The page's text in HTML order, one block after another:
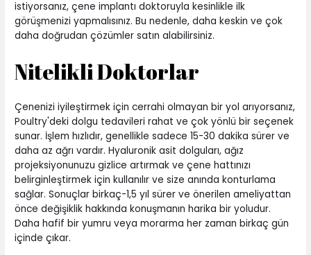
istiyorsanız, çene implantı doktoruyla kesinlikle ilk
görüşmenizi yapmalısınız. Bu nedenle, daha keskin ve çok
daha doğrudan çözümler satın alabilirsiniz.
Nitelikli Doktorlar
Çenenizi iyileştirmek için cerrahi olmayan bir yol arıyorsanız,
Poultry'deki dolgu tedavileri rahat ve çok yönlü bir seçenek
sunar. İşlem hızlıdır, genellikle sadece 15-30 dakika sürer ve
daha az ağrı vardır. Hyaluronik asit dolguları, ağız
projeksiyonunuzu gizlice artırmak ve çene hattınızı
belirginleştirmek için kullanılır ve size anında konturlama
sağlar. Sonuçlar birkaç-1,5 yıl sürer ve önerilen ameliyattan
önce değişiklik hakkında konuşmanın harika bir yoludur.
Daha hafif bir yumru veya morarma her zaman birkaç gün
içinde çıkar.